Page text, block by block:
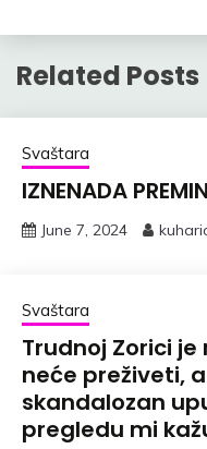
Related Posts
Svaštara
IZNENADA
June 7, 2024
Svaštara
Trudnoj Zorici
neće preživeti,
skandalozan
pregledu mi